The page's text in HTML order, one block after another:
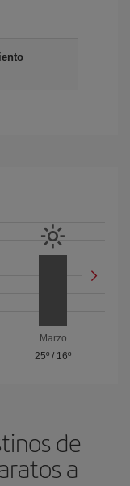
Marzo
25º / 16º
de
a